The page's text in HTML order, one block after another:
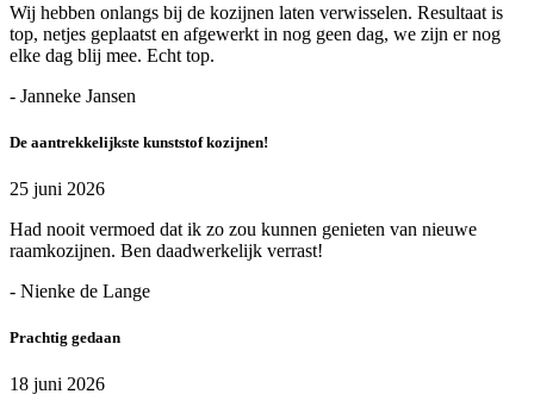
Wij hebben onlangs bij de kozijnen laten verwisselen. Resultaat is
top, netjes geplaatst en afgewerkt in nog geen dag, we zijn er nog
elke dag blij mee. Echt top.
- Janneke Jansen
De aantrekkelijkste kunststof kozijnen!
25 juni 2026
Had nooit vermoed dat ik zo zou kunnen genieten van nieuwe
raamkozijnen. Ben daadwerkelijk verrast!
- Nienke de Lange
Prachtig gedaan
18 juni 2026